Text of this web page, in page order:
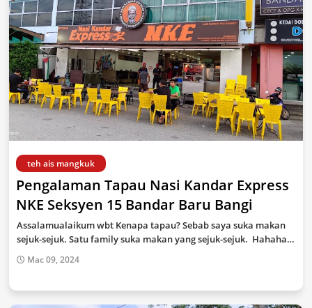
teh ais mangkuk
Pengalaman Tapau Nasi Kandar Express
NKE Seksyen 15 Bandar Baru Bangi
Assalamualaikum wbt Kenapa tapau? Sebab saya suka makan
sejuk-sejuk. Satu family suka makan yang sejuk-sejuk. Hahaha…
Mac 09, 2024